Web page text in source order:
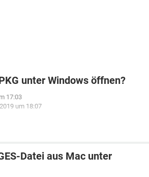
unter Windows öffnen?
17:03
um 18:07
Datei aus Mac unter